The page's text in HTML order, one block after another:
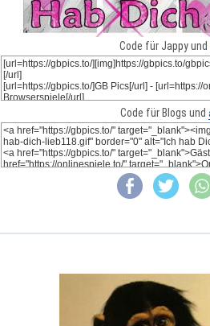
Code für Jappy und
Code für Blogs und